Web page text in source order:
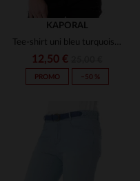
KAPORAL
Tee-shirt uni bleu turquoise kaporal
12,50 €
PROMO −50 %